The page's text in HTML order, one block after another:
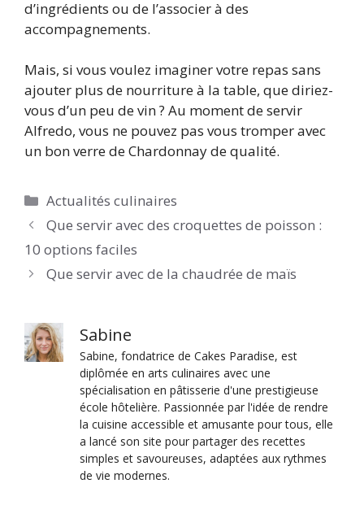
d’ingrédients ou de l’associer à des
accompagnements.
Mais, si vous voulez imaginer votre repas sans
ajouter plus de nourriture à la table, que diriez-
vous d’un peu de vin ? Au moment de servir
Alfredo, vous ne pouvez pas vous tromper avec
un bon verre de Chardonnay de qualité.
Catégories
Actualités culinaires
Que servir avec des croquettes de poisson :
10 options faciles
Que servir avec de la chaudrée de maïs
Sabine
Sabine, fondatrice de Cakes Paradise, est
diplômée en arts culinaires avec une
spécialisation en pâtisserie d'une prestigieuse
école hôtelière. Passionnée par l'idée de rendre
la cuisine accessible et amusante pour tous, elle
a lancé son site pour partager des recettes
simples et savoureuses, adaptées aux rythmes
de vie modernes.